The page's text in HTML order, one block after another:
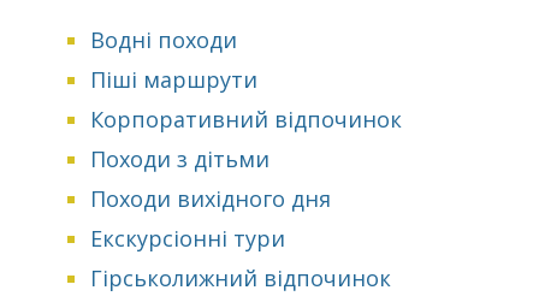
Водні походи
Піші маршрути
Корпоративний відпочинок
Походи з дітьми
Походи вихідного дня
Екскурсіонні тури
Гірськолижний відпочинок